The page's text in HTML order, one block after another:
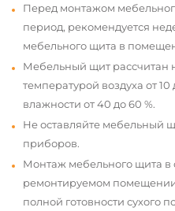
Перед монтажом
период, рекомендуется
мебельного щита в
Мебельный щит рассчитан
температурой воздуха от
влажности от 40 до 60 %.
Не оставляйте мебельный
приборов.
Монтаж мебельного щита в
ремонтируемом
полной готовности сухого